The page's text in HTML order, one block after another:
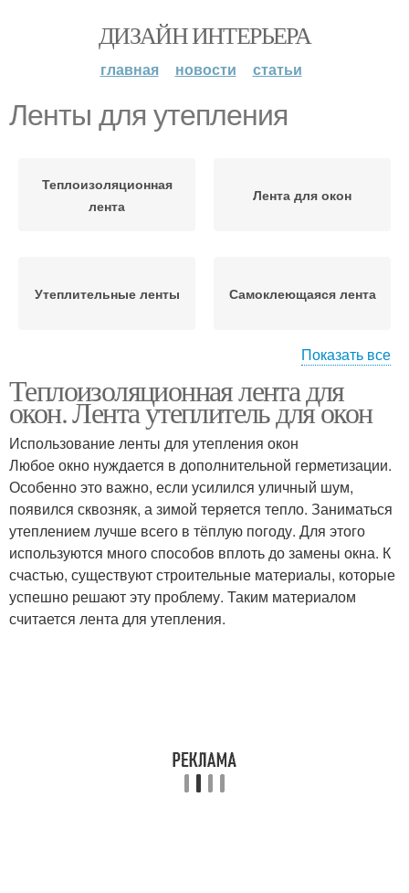
ДИЗАЙН ИНТЕРЬЕРА
главная новости статьи
Ленты для утепления
Теплоизоляционная
лента
Лента для окон
Утеплительные ленты Самоклеющаяся лента
Лента для утепления Диффузионная лента
Показать все
Теплоизоляционная лента для
окон. Лента утеплитель для окон
Использование ленты для утепления окон
Любое окно нуждается в дополнительной герметизации.
Особенно это важно, если усилился уличный шум,
появился сквозняк, а зимой теряется тепло. Заниматься
утеплением лучше всего в тёплую погоду. Для этого
используются много способов вплоть до замены окна. К
счастью, существуют строительные материалы, которые
успешно решают эту проблему. Таким материалом
считается лента для утепления.